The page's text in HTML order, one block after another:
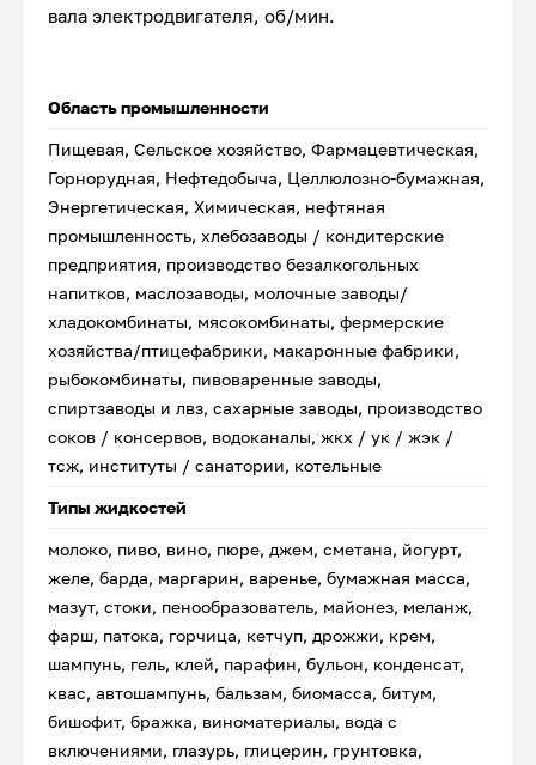
вала электродвигателя, об/мин.
Область промышленности
Пищевая, Сельское хозяйство, Фармацевтическая,
Горнорудная, Нефтедобыча, Целлюлозно-бумажная,
Энергетическая, Химическая, нефтяная
промышленность, хлебозаводы / кондитерские
предприятия, производство безалкогольных
напитков, маслозаводы, молочные заводы/
хладокомбинаты, мясокомбинаты, фермерские
хозяйства/птицефабрики, макаронные фабрики,
рыбокомбинаты, пивоваренные заводы,
спиртзаводы и лвз, сахарные заводы, производство
соков / консервов, водоканалы, жкх / ук / жэк /
тсж, институты / санатории, котельные
Типы жидкостей
молоко, пиво, вино, пюре, джем, сметана, йогурт,
желе, барда, маргарин, варенье, бумажная масса,
мазут, стоки, пенообразователь, майонез, меланж,
фарш, патока, горчица, кетчуп, дрожжи, крем,
шампунь, гель, клей, парафин, бульон, конденсат,
квас, автошампунь, бальзам, биомасса, битум,
бишофит, бражка, виноматериалы, вода с
включениями, глазурь, глицерин, грунтовка,